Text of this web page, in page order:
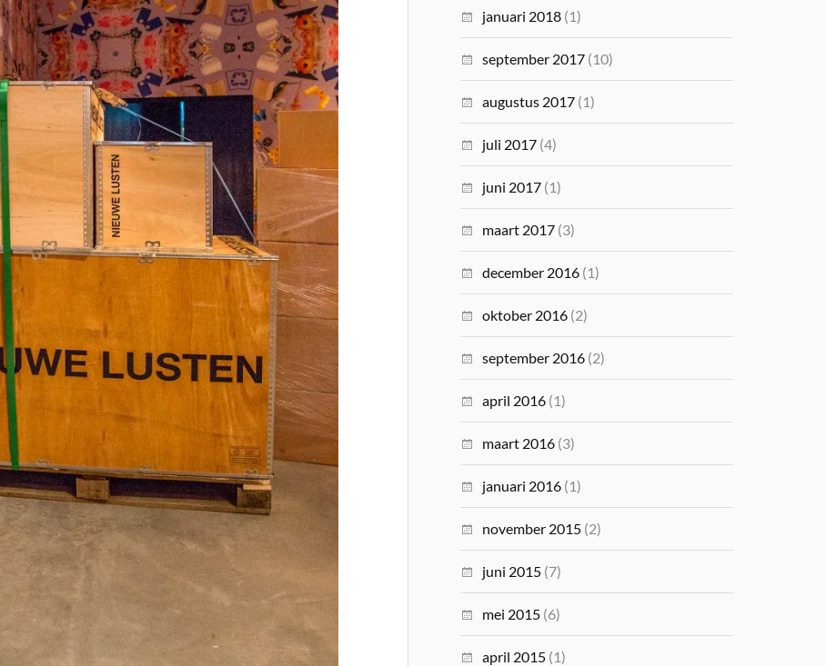
januari 2018 (1)
september 2017 (10)
augustus 2017 (1)
juli 2017 (4)
juni 2017 (1)
maart 2017 (3)
december 2016 (1)
oktober 2016 (2)
september 2016 (2)
april 2016 (1)
maart 2016 (3)
januari 2016 (1)
november 2015 (2)
juni 2015 (7)
mei 2015 (6)
april 2015 (1)